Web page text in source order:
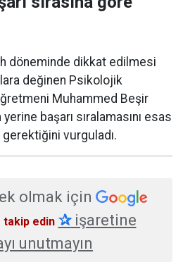
döneminde dikkat edilmesi
değinen Psikolojik
Muhammed Beşir
başarı sıralamasını esas
vurguladı.
olmak için
takip edin ✰işaretine
unutmayın